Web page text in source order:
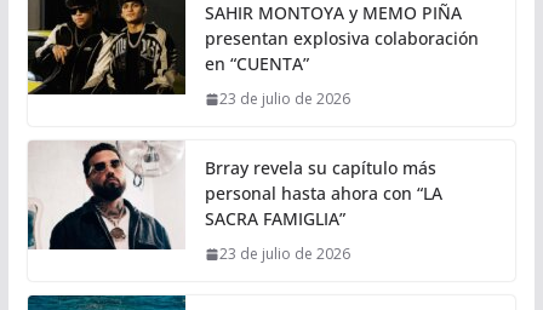
SAHIR MONTOYA y MEMO PIÑA
presentan explosiva colaboración
en “CUENTA”
23 de julio de 2026
Brray revela su capítulo más
personal hasta ahora con “LA
SACRA FAMIGLIA”
23 de julio de 2026